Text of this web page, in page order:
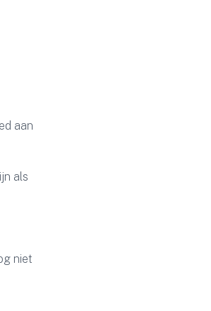
aan
als
niet